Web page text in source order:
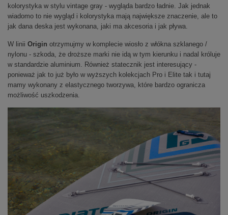
kolorystyka w stylu vintage gray - wygląda bardzo ładnie. Jak jednak
wiadomo to nie wygląd i kolorystyka mają największe znaczenie, ale to
jak dana deska jest wykonana, jaki ma akcesoria i jak pływa.
W linii Origin otrzymujmy w komplecie wiosło z włókna szklanego /
nylonu - szkoda, że droższe marki nie idą w tym kierunku i nadal króluje
w standardzie aluminium. Również statecznik jest interesujący -
ponieważ jak to już było w wyższych kolekcjach Pro i Elite tak i tutaj
mamy wykonany z elastycznego tworzywa, które bardzo ogranicza
możliwość uszkodzenia.